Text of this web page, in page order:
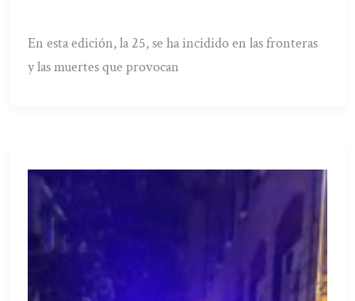
En esta edición, la 25, se ha incidido en las fronteras
y las muertes que provocan